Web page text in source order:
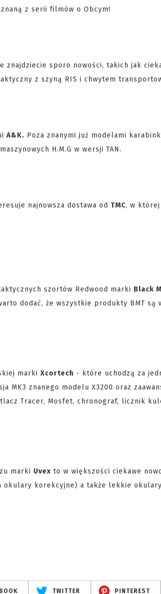
z serii filmów o Obcym!
znajdziecie sporo nowości, takich jak
z szyną RIS i chwytem
A&K. Poza znanymi już modelami
H.M.G w wersji TAN.
najnowsza dostawa od TMC, w której
szortów Redwood marki Black
dodać, że wszystkie produkty BMT są
marki Xcortech - które uchodzą za
MK3 znanego modelu X3200 oraz
Tracer, Mosfet, chronograf, licznik
marki Uvex to w większości ciekawe
okulary korekcyjne) a także lekkie
TWITTER PINTEREST